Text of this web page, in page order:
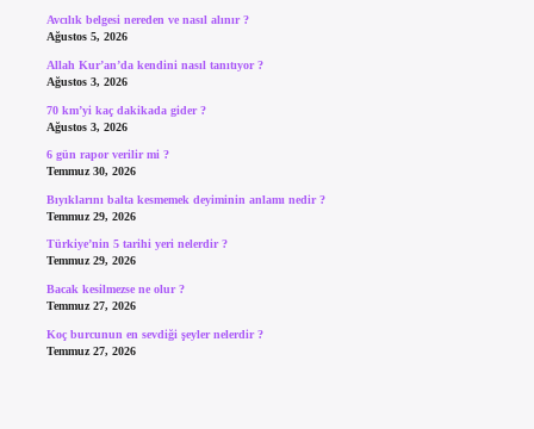
Avcılık belgesi nereden ve nasıl alınır ?
Ağustos 5, 2026
Allah Kur’an’da kendini nasıl tanıtıyor ?
Ağustos 3, 2026
70 km’yi kaç dakikada gider ?
Ağustos 3, 2026
6 gün rapor verilir mi ?
Temmuz 30, 2026
Bıyıklarını balta kesmemek deyiminin anlamı nedir ?
Temmuz 29, 2026
Türkiye’nin 5 tarihi yeri nelerdir ?
Temmuz 29, 2026
Bacak kesilmezse ne olur ?
Temmuz 27, 2026
Koç burcunun en sevdiği şeyler nelerdir ?
Temmuz 27, 2026